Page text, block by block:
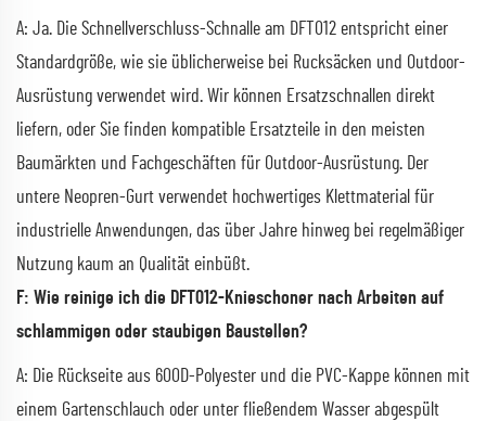
A: Ja. Die Schnellverschluss-Schnalle am DFT012 entspricht einer
Standardgröße, wie sie üblicherweise bei Rucksäcken und Outdoor-
Ausrüstung verwendet wird. Wir können Ersatzschnallen direkt
liefern, oder Sie finden kompatible Ersatzteile in den meisten
Baumärkten und Fachgeschäften für Outdoor-Ausrüstung. Der
untere Neopren-Gurt verwendet hochwertiges Klettmaterial für
industrielle Anwendungen, das über Jahre hinweg bei regelmäßiger
Nutzung kaum an Qualität einbüßt.
F: Wie reinige ich die DFT012-Knieschoner nach Arbeiten auf
schlammigen oder staubigen Baustellen?
A: Die Rückseite aus 600D-Polyester und die PVC-Kappe können mit
einem Gartenschlauch oder unter fließendem Wasser abgespült